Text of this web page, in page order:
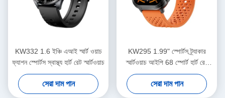
KW332 1.6 ইঞ্চি এআই স্মার্ট ওয়াচ
ফ্যাশন স্পোর্টস স্বাস্থ্য হার্ট রেট স্মার্টওয়াচ
সেরা দাম পান
KW295 1.99" স্পোর্টস ট্র্যাকার
স্মার্টওয়াচ আইপি 68 স্পোর্ট হার্ট রেট
ওয়াটারপ্রুফ স্মার্টওয়াচ
সেরা দাম পান